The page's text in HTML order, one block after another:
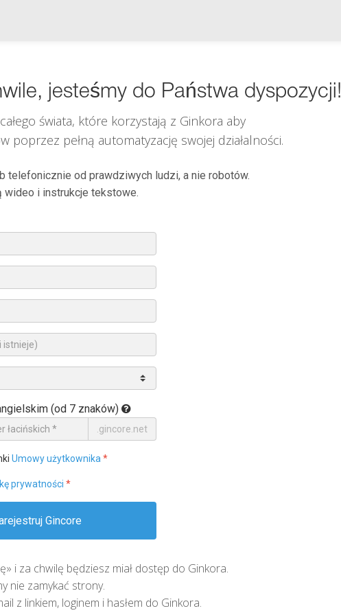
jesteśmy do Państwa dyspozycji!
świata, które korzystają z Ginkora aby
poprzez pełną automatyzację swojej działalności.
telefonicznie od prawdziwych ludzi, a nie robotów.
wideo i instrukcje tekstowe.
(od 7 znaków)
.gincore.net
Umowy użytkownika *
prywatności *
Gincore
i za chwilę będziesz miał dostęp do Ginkora.
nie zamykać strony.
z linkiem, loginem i hasłem do Ginkora.